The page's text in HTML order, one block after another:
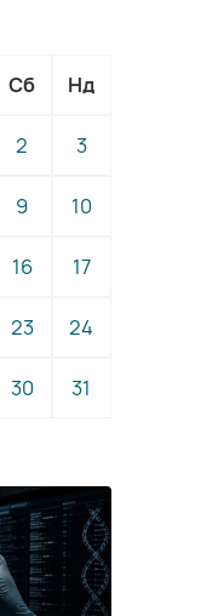
Сб Нд
2 3
9 10
16 17
23 24
30 31